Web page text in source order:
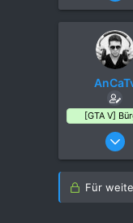
[GTA V]
13.
Für